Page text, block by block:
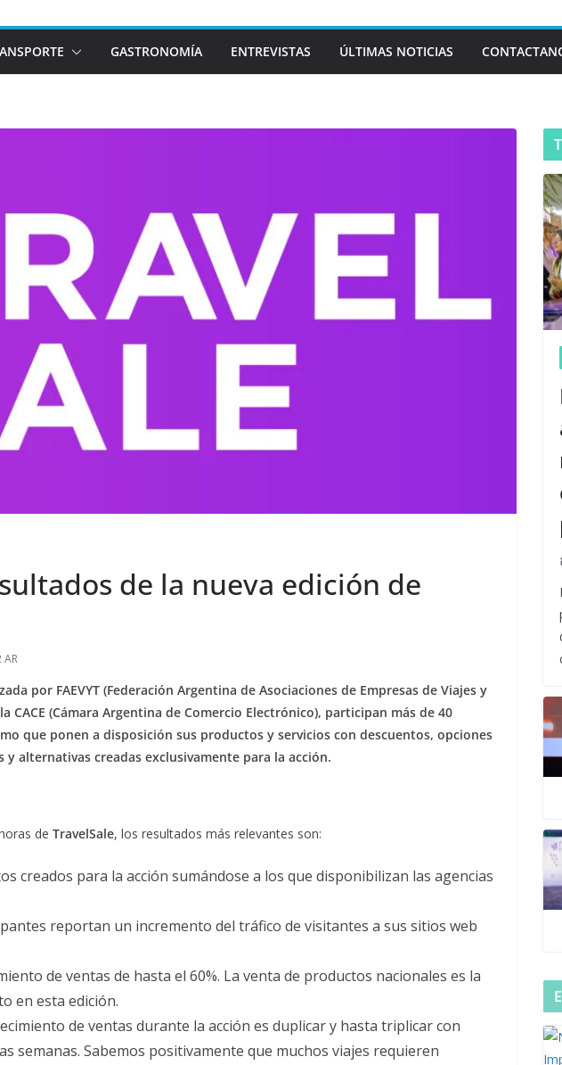
GASTRONOMÍA ENTREVISTAS ÚLTIMAS NOTICIAS
de la nueva edición de
AR
por FAEVYT (Federación Argentina de Asociaciones de Empresas de Viajes y
CACE (Cámara Argentina de Comercio Electrónico), participan más de 40
que ponen a disposición sus productos y servicios con descuentos, opciones
alternativas creadas exclusivamente para la acción.
de TravelSale, los resultados más relevantes son:
creados para la acción sumándose a los que disponibilizan las agencias
reportan un incremento del tráfico de visitantes a sus sitios web
de ventas de hasta el 60%. La venta de productos nacionales es la
en esta edición.
de ventas durante la acción es duplicar y hasta triplicar con
semanas. Sabemos positivamente que muchos viajes requieren